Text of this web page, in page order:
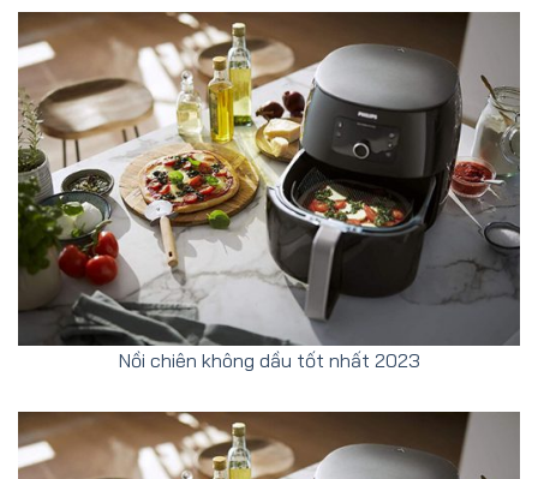
Nồi chiên không dầu tốt nhất 2023